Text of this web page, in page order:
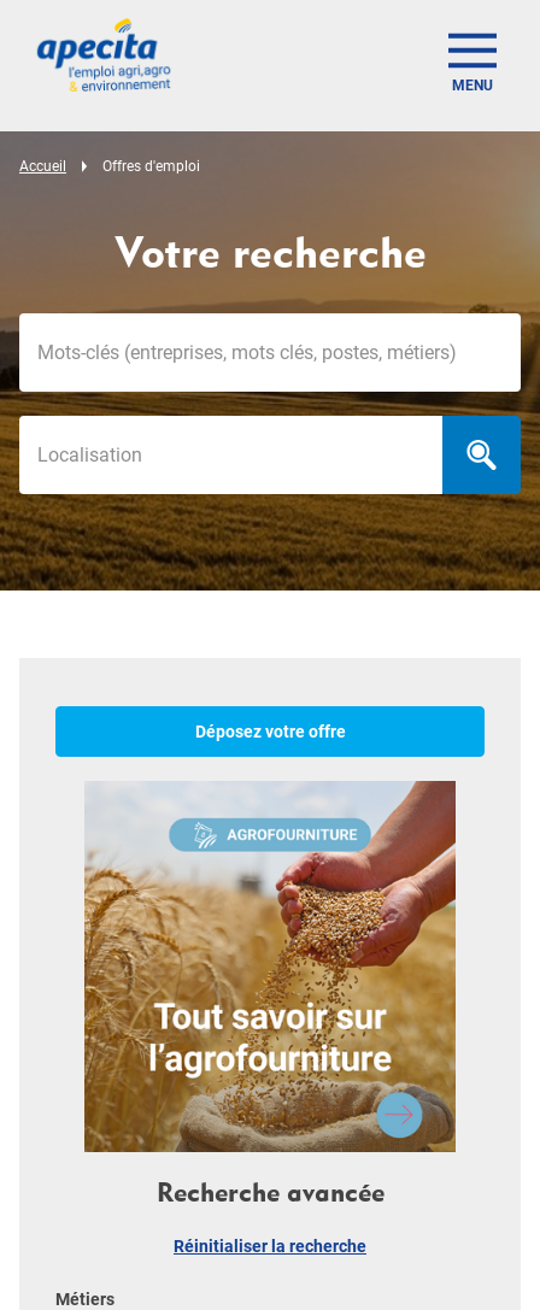
MENU
Accueil Offres d'emploi
Votre recherche
Déposez votre offre
Recherche avancée
Réinitialiser la recherche
Métiers